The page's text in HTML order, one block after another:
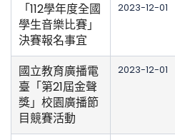
「112學年度全國
學生音樂比賽」
決賽報名事宜
2023-12-01
國立教育廣播電
臺「第21屆金聲
獎」校園廣播節
目競賽活動
2023-12-01